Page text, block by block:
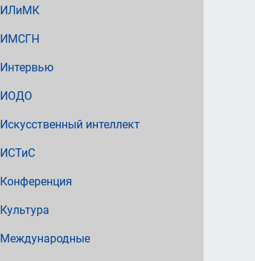
ИЛиМК
ИМСГН
Интервью
ИОДО
Искусственный интеллект
ИСТиС
Конференция
Культура
Международные